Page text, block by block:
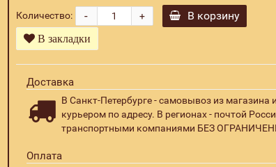
Количество: +
- В корзину
В закладки
Доставка
В Санкт-Петербурге - самовывоз из магазина и
курьером по адресу. В регионах - почтой
транспортными компаниями БЕЗ
Оплата